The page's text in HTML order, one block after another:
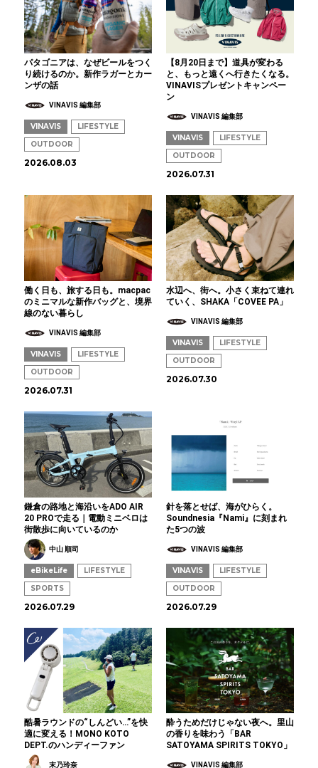
パタゴニアは、なぜビールをつく
り続けるのか。新作ラガーとカー
ンザの話
VINAVIS 編集部
VINAVIS
LIFESTYLE
OUTDOOR
2026.08.03
【8月20日まで】道具が変わる
と、もっと遠くへ行きたくなる。
VINAVISプレゼントキャンペー
ン
VINAVIS 編集部
VINAVIS
LIFESTYLE
OUTDOOR
2026.07.31
働く日も、旅する日も。macpac
のミニマルな新作バッグと、境界
線のない暮らし
VINAVIS 編集部
VINAVIS
LIFESTYLE
OUTDOOR
2026.07.31
水辺へ、街へ。小さく束ねて連れ
ていく、SHAKA「COVEE PA」
VINAVIS 編集部
VINAVIS
LIFESTYLE
OUTDOOR
2026.07.30
鎌倉の路地と海沿いをADO AIR
20 PROで走る｜電動ミニベロは
街散歩に向いているのか
中山 順司
eBikeLife
LIFESTYLE
SPORTS
2026.07.29
針を落とせば、海がひらく。
Soundnesia『Nami』に刻まれ
た5つの波
VINAVIS 編集部
VINAVIS
LIFESTYLE
OUTDOOR
2026.07.29
酷暑ラウンドの“しんどい…”を快
適に変える！MONO KOTO
DEPT.のハンディーファン
末乃玲奈
酔うためだけじゃない夜へ。里山
の香りを味わう「BAR
SATOYAMA SPIRITS TOKYO」
VINAVIS 編集部